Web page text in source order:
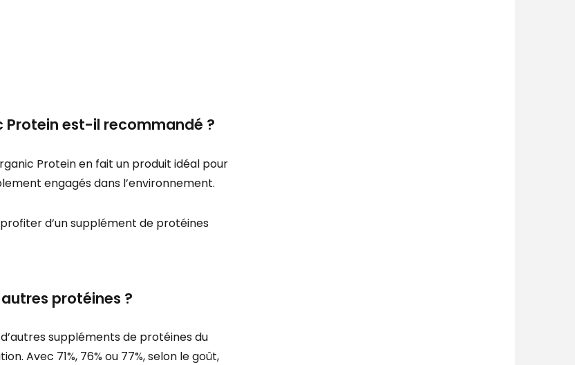
Protein est-il recommandé ?
Protein en fait un produit idéal pour
engagés dans l’environnement.
d’un supplément de protéines
protéines ?
suppléments de protéines du
Avec 71%, 76% ou 77%, selon le goût,